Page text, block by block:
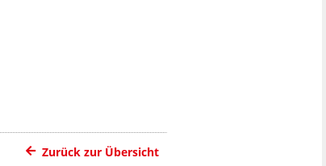
Zurück zur Übersicht